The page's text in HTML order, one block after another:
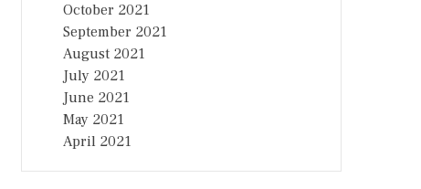
October 2021
September 2021
August 2021
July 2021
June 2021
May 2021
April 2021